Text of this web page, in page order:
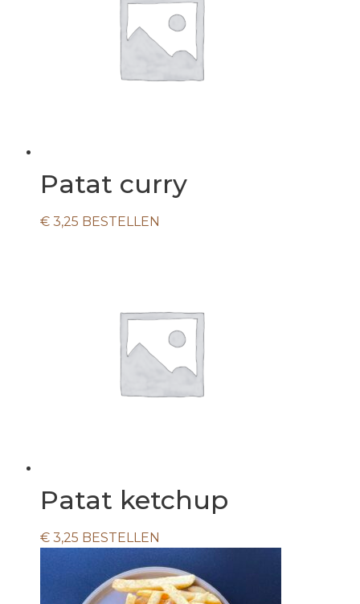
Patat curry
€ 3,25 BESTELLEN
Patat ketchup
€ 3,25 BESTELLEN